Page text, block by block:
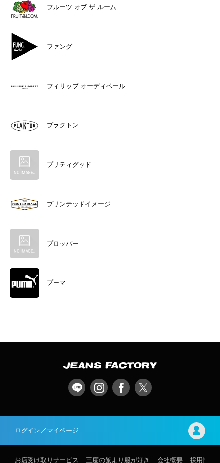
フルーツ オブ ザ ルーム
ファング
フィリップ オーディベール
プラクトン
プリティグッド
プリンテッドイメージ
プロッパー
プーマ
ログイン／マイページ
お店受け取りサービス 三度の飯より服が好き 会社概要 採用情報